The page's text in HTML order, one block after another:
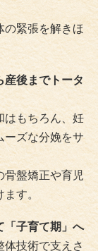
の緊張を解きほ
産後までトータ
はもちろん、妊
ーズな分娩をサ
骨盤矯正や育児
す。
「子育て期」へ
体技術で支えさ